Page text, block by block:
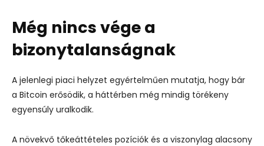
Még nincs vége a
bizonytalanságnak
A jelenlegi piaci helyzet egyértelműen mutatja, hogy bár
a Bitcoin erősödik, a háttérben még mindig törékeny
egyensúly uralkodik.
A növekvő tőkeáttételes pozíciók és a viszonylag alacsony